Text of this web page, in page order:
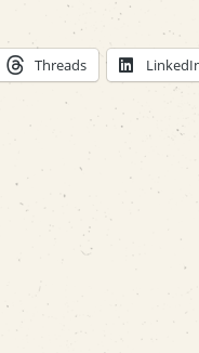
Threads